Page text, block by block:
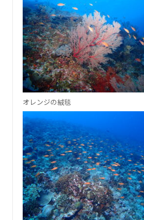
オレンジの絨毯